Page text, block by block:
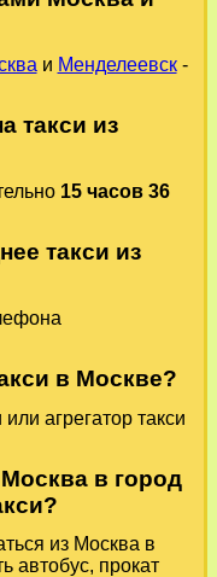
и Менделеевск-
такси из
15 часов 36
такси из
в Москве?
агрегатор такси
в город
из Москва в
автобус, прокат